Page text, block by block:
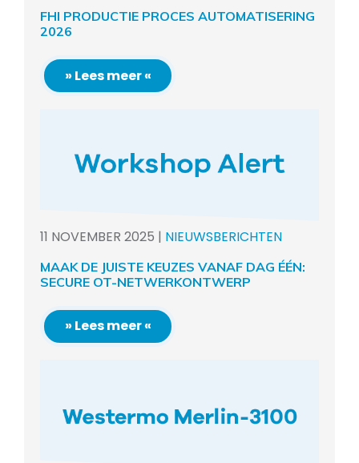
FHI PRODUCTIE PROCES AUTOMATISERING
2026
» Lees meer «
11 NOVEMBER 2025 | NIEUWSBERICHTEN
MAAK DE JUISTE KEUZES VANAF DAG ÉÉN:
SECURE OT-NETWERKONTWERP
» Lees meer «